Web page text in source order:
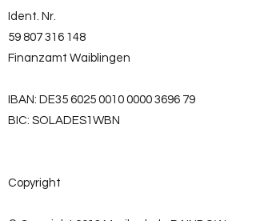
Ident. Nr.
59 807 316 148
Finanzamt Waiblingen
IBAN: DE35 6025 0010 0000 3696 79
BIC: SOLADES1WBN
Copyright